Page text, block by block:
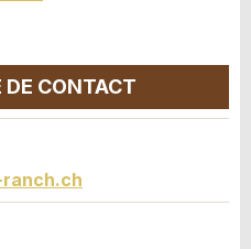
qualité une copie
guidle
DE CONTACT
la personne de